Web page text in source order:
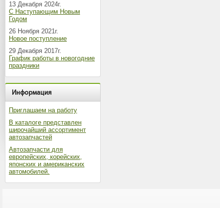
13 Декабря 2024г.
С Наступающим Новым
Годом
26 Ноября 2021г.
Новое поступление
29 Декабря 2017г.
График работы в новогодние
праздники
Информация
Приглашаем на работу
В каталоге представлен
широчайший ассортимент
автозапчастей
Автозапчасти для
европейских, корейских,
японских и американских
автомобилей.